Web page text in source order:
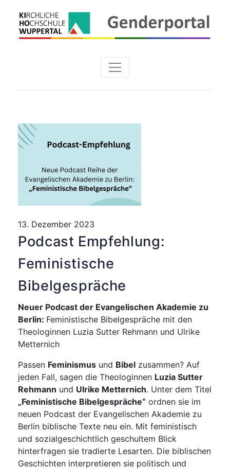
13. Dezember 2023
Podcast Empfehlung:
Feministische
Bibelgespräche
Neuer Podcast der Evangelischen Akademie zu
Berlin: Feministische Bibelgespräche mit den
Theologinnen Luzia Sutter Rehmann und Ulrike
Metternich
Passen Feminismus und Bibel zusammen? Auf
jeden Fall, sagen die Theologinnen Luzia Sutter
Rehmann und Ulrike Metternich. Unter dem Titel
„Feministische Bibelgespräche“ ordnen sie im
neuen Podcast der Evangelischen Akademie zu
Berlin biblische Texte neu ein. Mit feministisch
und sozialgeschichtlich geschultem Blick
hinterfragen sie tradierte Lesarten. Die biblischen
Geschichten interpretieren sie politisch und